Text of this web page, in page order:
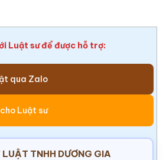
Luật sư để được hỗ trợ:
qua Zalo
Luật sư
TNHH DƯƠNG GIA